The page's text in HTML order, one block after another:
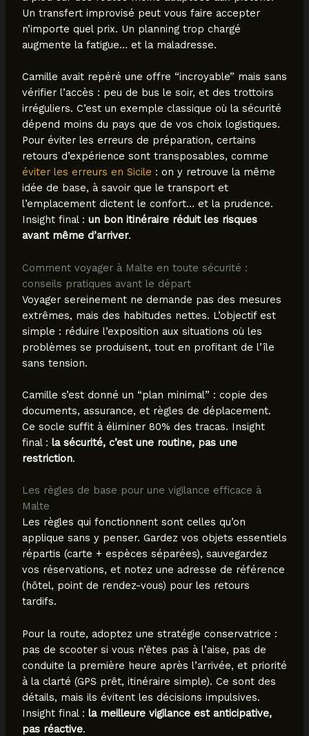
Un transfert improvisé peut vous faire accepter
n’importe quel prix. Un planning trop chargé
augmente la fatigue… et la maladresse.
Camille avait repéré une offre “incroyable” mais sans
vérifier l’accès : peu de bus le soir, et des trottoirs
irréguliers. C’est un exemple classique où la sécurité
dépend moins du pays que de vos choix logistiques.
Pour éviter les erreurs de préparation, certains
retours d’expérience sont transposables, comme
éviter les erreurs en Sicile : on y retrouve la même
idée de base, à savoir que le transport et
l’emplacement dictent le confort… et la prudence.
Insight final : un bon itinéraire réduit les risques
avant même d’arriver.
Comment voyager à Malte en toute sécurité :
conseils pratiques avant le départ
Voyager sereinement ne demande pas des mesures
extrêmes, mais des habitudes nettes. L’objectif est
simple : réduire l’exposition aux situations où les
problèmes se produisent, tout en profitant de l’île
sans tension.
Camille s’est donné un “plan minimal” : copie des
documents, assurance, et règles de déplacement.
Ce socle suffit à éliminer 80% des tracas. Insight
final : la sécurité, c’est une routine, pas une
restriction.
Les règles de base pour une vigilance efficace à
Malte
Les règles qui fonctionnent sont celles qu’on
applique sans y penser. Gardez vos objets essentiels
répartis (carte + espèces séparées), sauvegardez
vos réservations, et notez une adresse de référence
(hôtel, point de rendez-vous) pour les retours
tardifs.
Pour la route, adoptez une stratégie conservatrice :
pas de scooter si vous n’êtes pas à l’aise, pas de
conduite la première heure après l’arrivée, et priorité
à la clarté (GPS prêt, itinéraire simple). Ce sont des
détails, mais ils évitent les décisions impulsives.
Insight final : la meilleure vigilance est anticipative,
pas réactive.